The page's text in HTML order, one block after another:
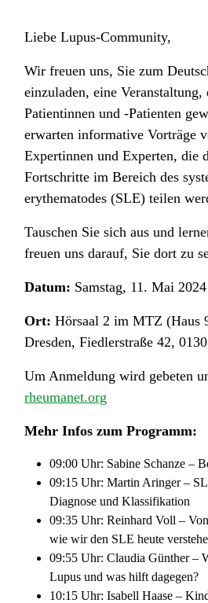
Liebe Lupus-Community,
Wir freuen uns, Sie zum
einzuladen, eine
Patientinnen und -Patienten
erwarten informative Vorträge
Expertinnen und Experten, die
Fortschritte im Bereich des
erythematodes (SLE) teilen
Tauschen Sie sich aus und
freuen uns darauf, Sie dort zu
Datum: Samstag, 11. Mai 2024
Ort: Hörsaal 2 im MTZ (Haus
Dresden, Fiedlerstraße 42,
Um Anmeldung wird gebeten
rheumanet.org
Mehr Infos zum Programm:
09:00 Uhr: Sabine Schanze –
09:15 Uhr: Martin Aringer –
Diagnose und Klassifikation
09:35 Uhr: Reinhard Voll –
wie wir den SLE heute
09:55 Uhr: Claudia Günther –
Lupus und was hilft dagegen?
10:15 Uhr: Isabell Haase –